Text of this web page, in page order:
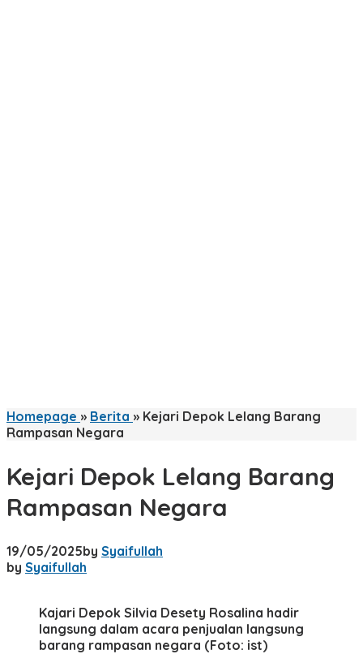
Homepage » Berita » Kejari Depok Lelang Barang
Rampasan Negara
Kejari Depok Lelang Barang
Rampasan Negara
19/05/2025by Syaifullah
by Syaifullah
Kajari Depok Silvia Desety Rosalina hadir
langsung dalam acara penjualan langsung
barang rampasan negara (Foto: ist)